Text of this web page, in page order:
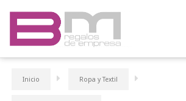
Inicio Ropa y Textil